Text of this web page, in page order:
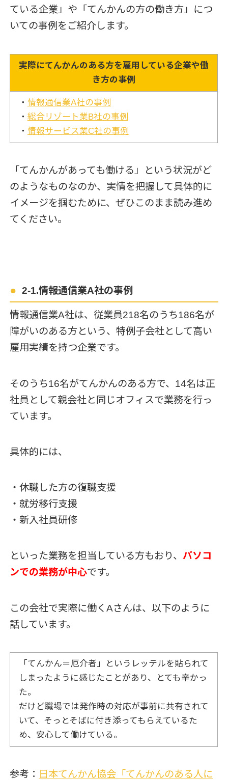
ている企業」や「てんかんの方の働き方」につ
いての事例をご紹介します。
実際にてんかんのある方を雇用している企業や働
き方の事例
・ 情報通信業A社の事例
・ 総合リゾート業B社の事例
・ 情報サービス業C社の事例
「てんかんがあっても働ける」という状況がど
のようなものなのか、実情を把握して具体的に
イメージを掴むために、ぜひこのまま読み進め
てください。
2-1.情報通信業A社の事例
情報通信業A社は、従業員218名のうち186名が
障がいのある方という、特例子会社として高い
雇用実績を持つ企業です。
そのうち16名がてんかんのある方で、14名は正
社員として親会社と同じオフィスで業務を行っ
ています。
具体的には、
・休職した方の復職支援
・就労移行支援
・新入社員研修
といった業務を担当している方もおり、パソコ
ンでの業務が中心です。
この会社で実際に働くAさんは、以下のように
話しています。
「てんかん＝厄介者」というレッテルを貼られて
しまったように感じたことがあり、とても辛かっ
た。
だけど職場では発作時の対応が事前に共有されて
いて、そっとそばに付き添ってもらえているた
め、安心して働けている。
参考：
日本てんかん協会「てんかんのある人に